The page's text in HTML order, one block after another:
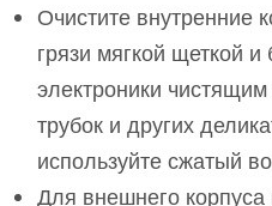
Очистите внутренние
грязи мягкой щеткой
электроники
трубок и других
используйте сжатый
Для внешнего корпуса